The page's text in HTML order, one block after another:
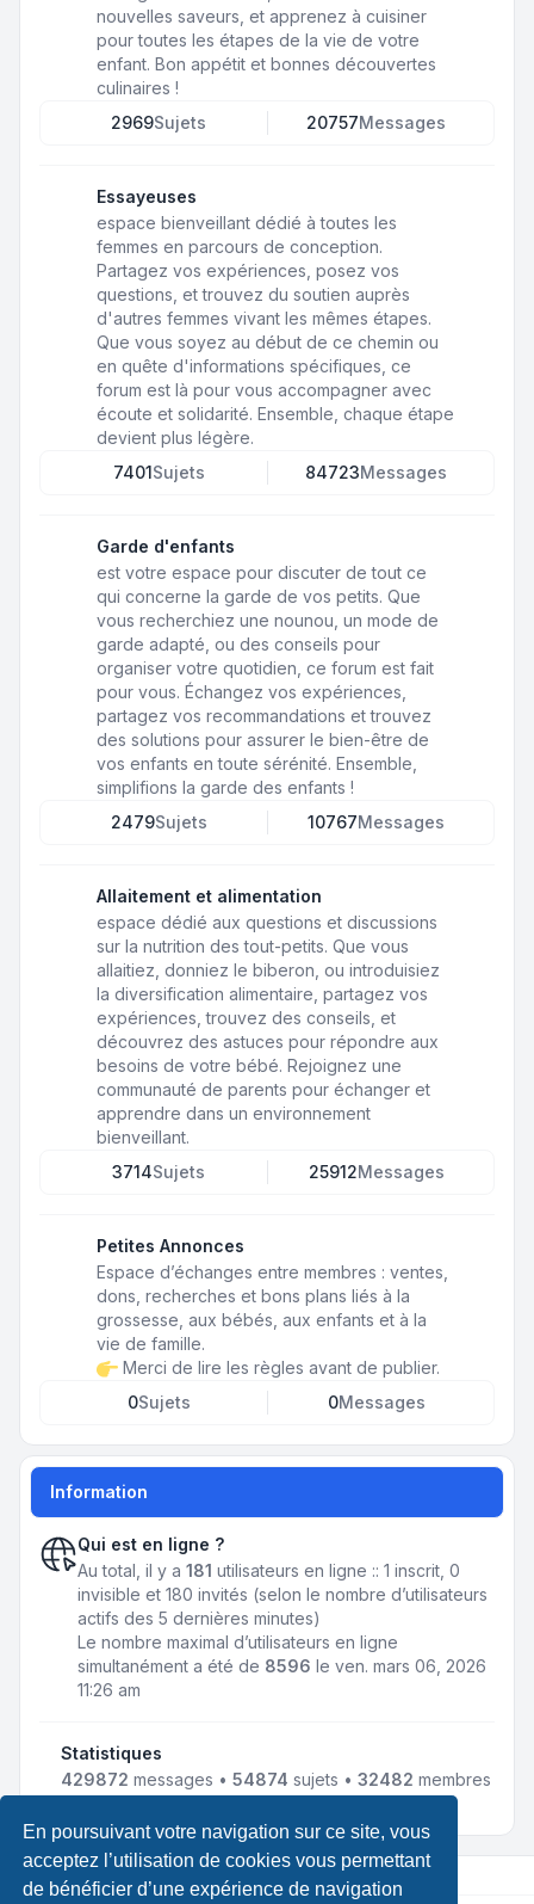
En poursuivant votre navigation sur ce site, vous
acceptez l’utilisation de cookies vous permettant
de bénéficier d’une expérience de navigation
nouvelles saveurs, et apprenez à cuisiner
pour toutes les étapes de la vie de votre
enfant. Bon appétit et bonnes découvertes
culinaires !
2969Sujets 20757Messages
Essayeuses
espace bienveillant dédié à toutes les
femmes en parcours de conception.
Partagez vos expériences, posez vos
questions, et trouvez du soutien auprès
d'autres femmes vivant les mêmes étapes.
Que vous soyez au début de ce chemin ou
en quête d'informations spécifiques, ce
forum est là pour vous accompagner avec
écoute et solidarité. Ensemble, chaque étape
devient plus légère.
7401Sujets 84723Messages
Garde d'enfants
est votre espace pour discuter de tout ce
qui concerne la garde de vos petits. Que
vous recherchiez une nounou, un mode de
garde adapté, ou des conseils pour
organiser votre quotidien, ce forum est fait
pour vous. Échangez vos expériences,
partagez vos recommandations et trouvez
des solutions pour assurer le bien-être de
vos enfants en toute sérénité. Ensemble,
simplifions la garde des enfants !
2479Sujets 10767Messages
Allaitement et alimentation
espace dédié aux questions et discussions
sur la nutrition des tout-petits. Que vous
allaitiez, donniez le biberon, ou introduisiez
la diversification alimentaire, partagez vos
expériences, trouvez des conseils, et
découvrez des astuces pour répondre aux
besoins de votre bébé. Rejoignez une
communauté de parents pour échanger et
apprendre dans un environnement
bienveillant.
3714Sujets 25912Messages
Petites Annonces
Espace d’échanges entre membres : ventes,
dons, recherches et bons plans liés à la
grossesse, aux bébés, aux enfants et à la
vie de famille.
Merci de lire les règles avant de publier.
0Sujets 0Messages
Information
Qui est en ligne ?
Au total, il y a 181 utilisateurs en ligne :: 1 inscrit, 0
invisible et 180 invités (selon le nombre d’utilisateurs
actifs des 5 dernières minutes)
Le nombre maximal d’utilisateurs en ligne
simultanément a été de 8596 le ven. mars 06, 2026
11:26 am
Statistiques
429872 messages • 54874 sujets • 32482 membres